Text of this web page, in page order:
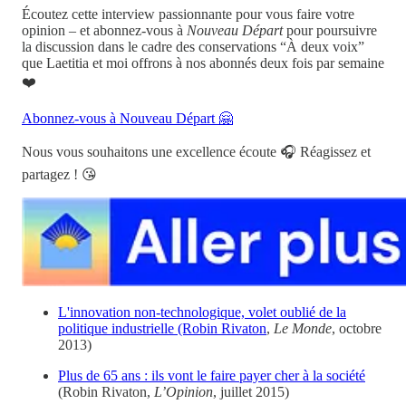
Écoutez cette interview passionnante pour vous faire votre
opinion – et abonnez-vous à Nouveau Départpour poursuivre
la discussion dans le cadre des conservations “À deux voix”
que Laetitia et moi offrons à nos abonnés deux fois par semaine
❤️
Abonnez-vous à Nouveau Départ 🤗
Nous vous souhaitons une excellence écoute 🎧 Réagissez et
partagez ! 😘
L'innovation non-technologique, volet oublié de la
politique industrielle (Robin Rivaton, Le Monde, octobre
2013)
Plus de 65 ans : ils vont le faire payer cher à la société
(Robin Rivaton, L’Opinion, juillet 2015)